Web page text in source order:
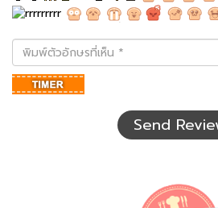
พิมพ์
ตัว
อักษร
ที่
Send